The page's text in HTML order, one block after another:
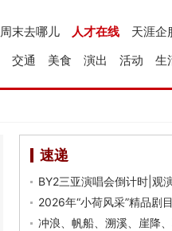
天涯企
人才在线
周末去哪儿
生
活动
演出
美食
交通
速递
BY2三亚演唱会倒计时|观
2026年“小荷风采”精品剧
冲浪、帆船、溯溪、崖降